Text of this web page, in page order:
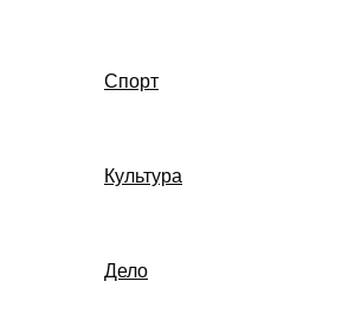
Спорт
Культура
Дело